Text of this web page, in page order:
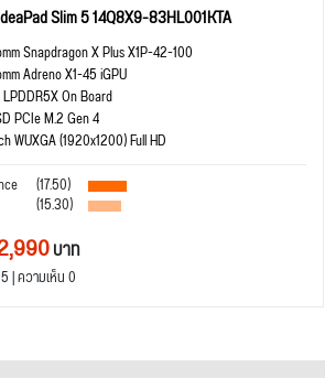
Slim 5 14Q8X9-83HL001KTA
Snapdragon X Plus X1P-42-100
Adreno X1-45 iGPU
On Board
PCIe M.2 Gen 4
WUXGA (1920x1200) Full HD
(17.50)
(15.30)
บาท
| ความเห็น 0